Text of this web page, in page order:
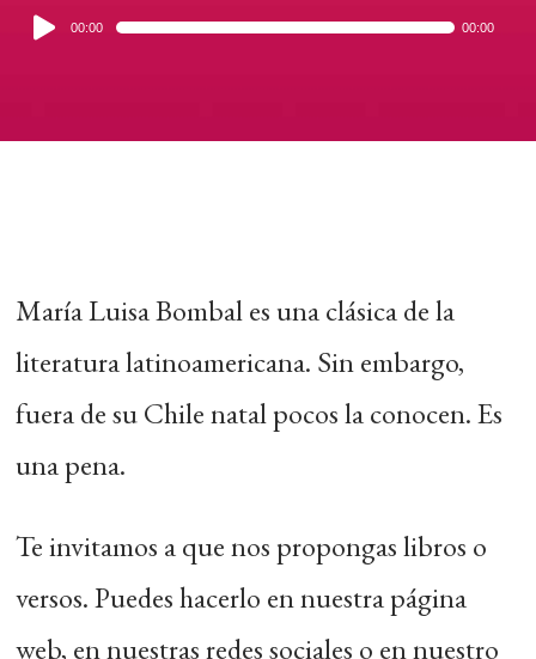
Audio00:00 00:00
María Luisa Bombal es una clásica de la
literatura latinoamericana. Sin embargo,
fuera de su Chile natal pocos la conocen. Es
una pena.
Te invitamos a que nos propongas libros o
versos. Puedes hacerlo en nuestra página
web, en nuestras redes sociales o en nuestro